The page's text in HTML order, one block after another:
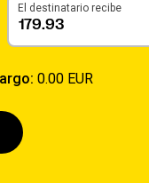
El destinatario recibe
0.00 EUR